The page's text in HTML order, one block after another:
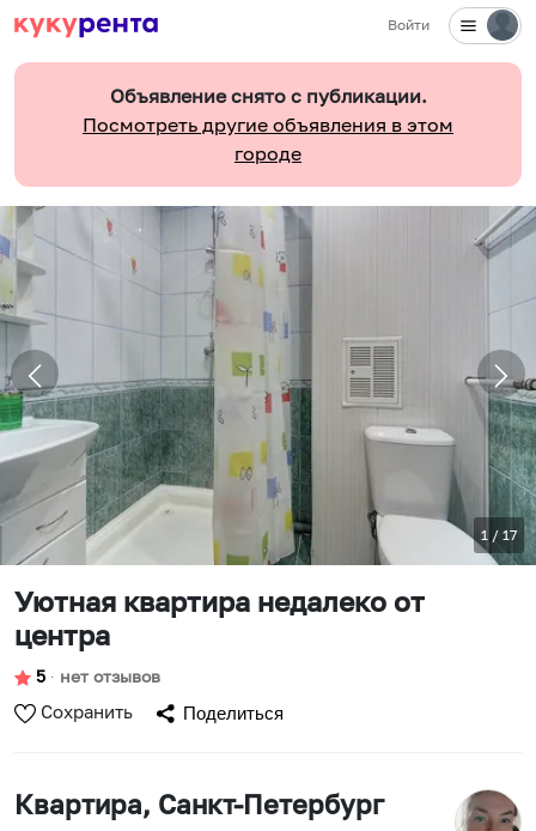
Войти
Объявление снято с публикации.
Посмотреть другие объявления в этом
городе
1 / 17
Уютная квартира недалеко от
центра
5 ∙ нет отзывов
Сохранить Поделиться
Квартира, Санкт-Петербург